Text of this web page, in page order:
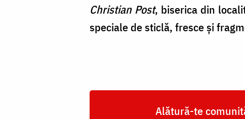
Christian Post, biserica din
speciale de sticlă, fresce și
Alătură-te